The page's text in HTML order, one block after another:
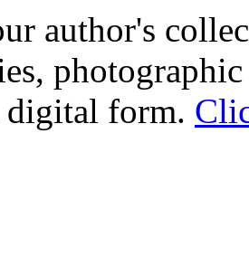
author's
form.